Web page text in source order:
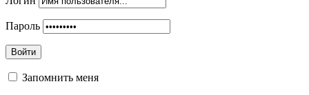
Пароль
Войти
Запомнить меня